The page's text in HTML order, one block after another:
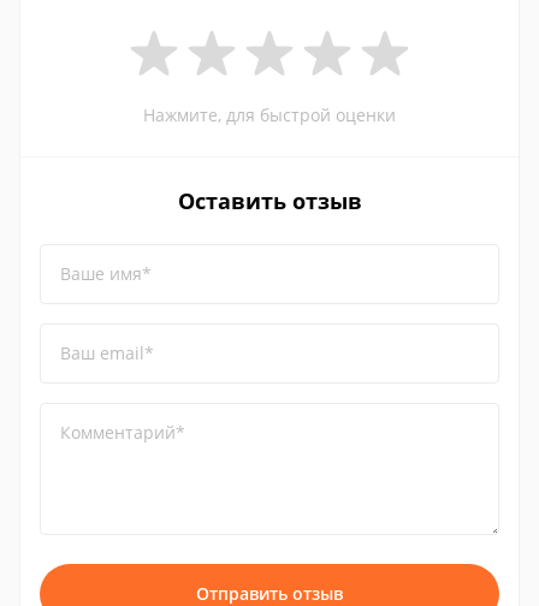
Нажмите, для быстрой оценки
Оставить отзыв
Ваше имя*
Ваш email*
Комментарий*
Отправить отзыв